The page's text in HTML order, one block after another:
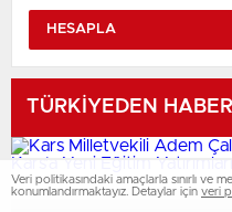
HESAPLA
TÜRKİYEDEN
Veri politikasındaki amaçlarla sınırlı ve
konumlandırmaktayız. Detaylar için veri